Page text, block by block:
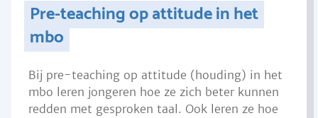
Pre-teaching op attitude in het
mbo
Bij pre-teaching op attitude (houding) in het
mbo leren jongeren hoe ze zich beter kunnen
redden met gesproken taal. Ook leren ze hoe